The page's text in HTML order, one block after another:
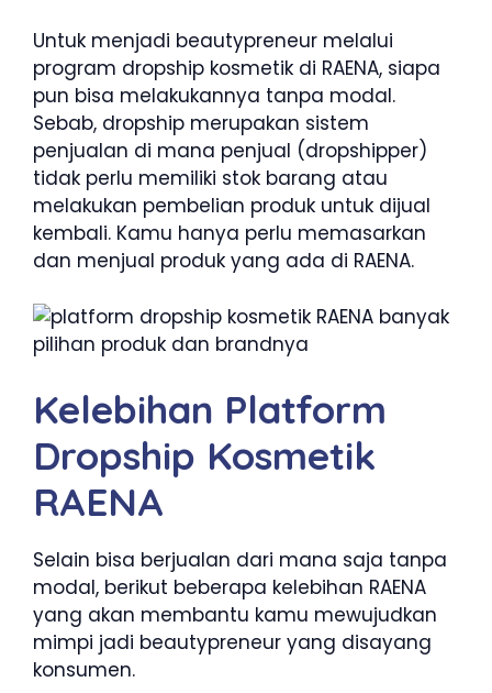
Untuk menjadi beautypreneur melalui
program dropship kosmetik di RAENA, siapa
pun bisa melakukannya tanpa modal.
Sebab, dropship merupakan sistem
penjualan di mana penjual (dropshipper)
tidak perlu memiliki stok barang atau
melakukan pembelian produk untuk dijual
kembali. Kamu hanya perlu memasarkan
dan menjual produk yang ada di RAENA.
Kelebihan Platform
Dropship Kosmetik
RAENA
Selain bisa berjualan dari mana saja tanpa
modal, berikut beberapa kelebihan RAENA
yang akan membantu kamu mewujudkan
mimpi jadi beautypreneur yang disayang
konsumen.